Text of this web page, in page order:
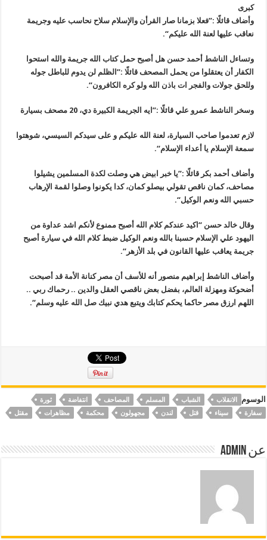
كبرى
وأضاف قائلًا :”فعلا بزمانا صار القرأن واﻹسلام سلاح نحاسب عليه وجريمة
نعاقب عليها لعنة الله عليكم“.
وتساءل الناشط أحمد حسن هل أصبح حمل كتاب الله جريمة والله استحوا
الكفار أن يعتقلوا من يحمل المصحف قائلًا :”الظلم لن يدوم للباطل جوله
وللحق جوﻻت والفجر ات باذن الله ولو كره الكافرون“.
وسخر الناشط عمرو علي قائلًا :”ايه الجريمة الكبيرة دي، 20 مصحف بسيارة
لازم تعدموا صاحب السيارة، لعنة الله عليكم و على سيدكم السيسي، شوهتوا
سمعة الإسلام يا أعداء الإسلام“.
وأضاف أحمد بكر قائلًا :”يا خبر ابيض هي وصلت لكدة المسلمين يشيلوا
مصاحف، كمان ناقص تقولي بيصلو كمان، كدا يكونوا وصلوا لقمة الإرهاب
حسبي الله ونعم الوكيل“.
وقال خالد حسن “اكيد عندكم كلام الله أصبح ممنوع لأنكم اشد عداوة من
اليهود علي الإسلام حسبنا بالله ونعم الوكيل ضبط كلام الله في سيارة أصبح
جريمة يعاقب عليها القانون في بلد الأزهر“.
وأضاف الناشط إبراهيم منصور أنه للأسف أن مصر كنانة الأمة قد أصبحت
أضحوكة ومهزلة العالم، بفضل بعض ناقصي العقل والدين .. رحماك ربي ..
اللهم ارزق مصر حاكما يحكم كتابك ويتبع هدي نبيك صل الله عليه وسلم“.
الوسوم الانقلاب الشباب المسلم المصاحف انتفاضة
ثورة
سفارة
سيناء قتل لندن مجهولون محكمة مظاهرات مقتل
عن Admin